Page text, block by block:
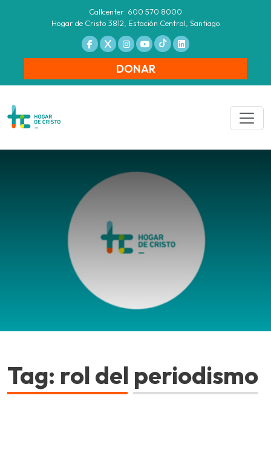
Callcenter: 600 570 8000
Hogar de Cristo 3812, Estación Central, Santiago
DONAR
Tag: rol del periodismo